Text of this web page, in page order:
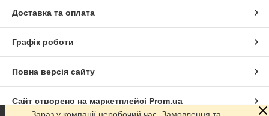
Доставка та оплата
Графік роботи
Повна версія сайту
Сайт створено на маркетплейсі Prom.ua